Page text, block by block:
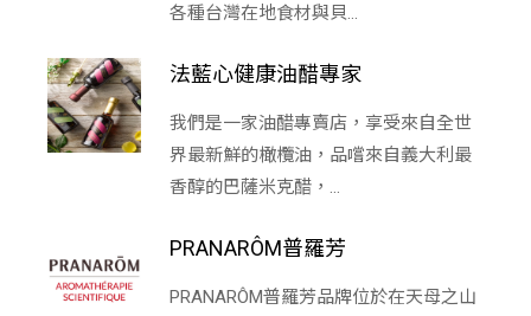
各種台灣在地食材與貝...
法藍心健康油醋專家
我們是一家油醋專賣店，享受來自全世
界最新鮮的橄欖油，品嚐來自義大利最
香醇的巴薩米克醋，...
PRANARÔM普羅芳
PRANARÔM普羅芳品牌位於在天母之山